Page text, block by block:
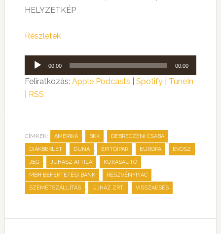
HELYZETKÉP
Részletek
Audió
lejátszó
00:00 00:00
Feliratkozás: Apple Podcasts Spotify| TuneIn
RSS
CÍMKÉK: AMERIKA , BKK , DEBRECZENI CSABA ,
DIÁKBÉRLET , DUNA , ÉPÍTŐIPAR , EURÓPA , ÉVOSZ ,
JÉG , JUHÁSZ ATTILA , KUKÁSAUTÓ ,
MBH BEFEKTETÉSI BANK , RÉSZVÉNYPIAC ,
SZEMÉTSZÁLLÍTÁS , ÚJHÁZ ZRT. , VISSZAESÉS